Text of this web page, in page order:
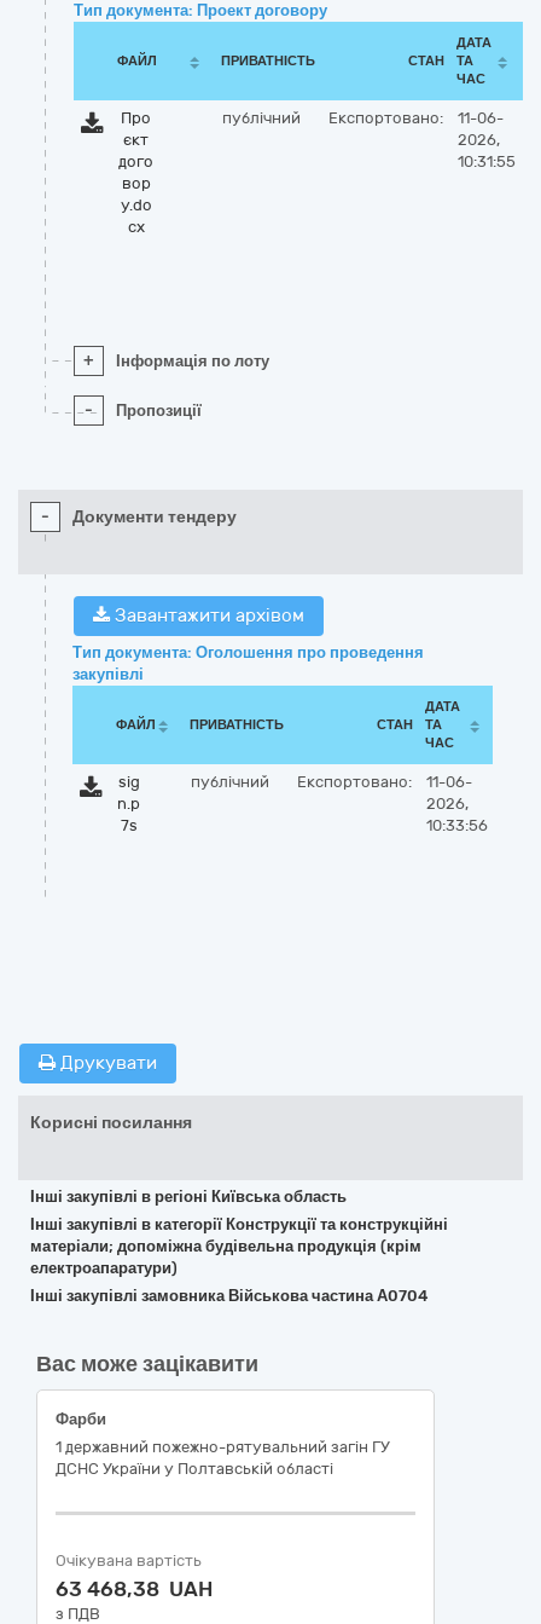
Тип документа: Проект договору
ФАЙЛ ПРИВАТНІСТЬ СТАН
ДАТА
ТА
ЧАС
Про
єкт
дого
вор
у.do
cx
публічний Експортовано:
11-06-
2026,
10:31:55
+ Інформація по лоту
- Пропозиції
- Документи тендеру
Завантажити архівом
Тип документа: Оголошення про проведення
закупівлі
ФАЙЛ ПРИВАТНІСТЬ СТАН
ДАТА
ТА
ЧАС
sig
n.p
7s
публічний Експортовано:
11-06-
2026,
10:33:56
Друкувати
Корисні посилання
Інші закупівлі в регіоні Київська область
Інші закупівлі в категорії Конструкції та конструкційні
матеріали; допоміжна будівельна продукція (крім
електроапаратури)
Інші закупівлі замовника Військова частина А0704
Вас може зацікавити
Фарби
1 державний пожежно-рятувальний загін ГУ
ДСНС України у Полтавській області
Очікувана вартість
63 468,38 UAH
з ПДВ